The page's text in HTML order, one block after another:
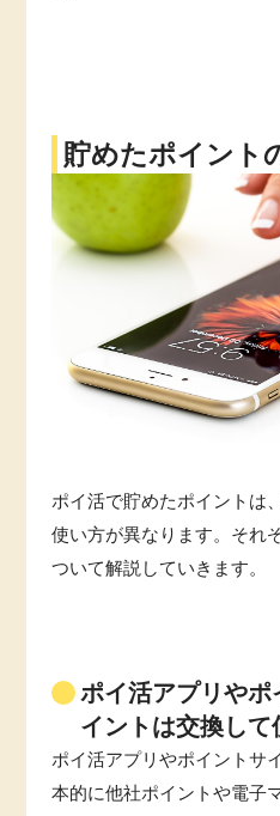
貯めたポイント
ポイ活で貯めたポイントは
使い方が異なります。それ
ついて解説していきます。
ポイ活アプリや
イントは交換して
ポイ活アプリやポイントサ
本的に他社ポイントや電子